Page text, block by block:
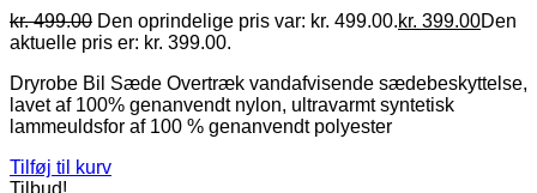
kr.499.00 Den oprindelige pris var: kr. 499.00.kr. 399.00Den
aktuelle pris er: kr. 399.00.
Dryrobe Bil Sæde Overtræk vandafvisende sædebeskyttelse,
lavet af 100% genanvendt nylon, ultravarmt syntetisk
lammeuldsfor af 100 % genanvendt polyester
Tilføj til kurv